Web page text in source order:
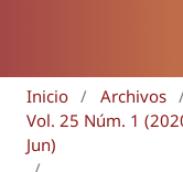
Inicio / Archivos /
Vol. 25 Núm. 1
Jun)